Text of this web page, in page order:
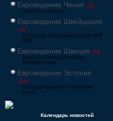
Евровидение Чехия [26]
Velká cena Eurovize
Евровидение Швейцария
[35]
Die Grosse Entscheidungsshow SRG
SSR
Евровидение Швеция [48]
Eurovisionsschlagerfestivalen
Melodifestivalen
Евровидение Эстония
[226]
Eesti Laul Eurovisioon Эстонская
Песня
Календарь новостей